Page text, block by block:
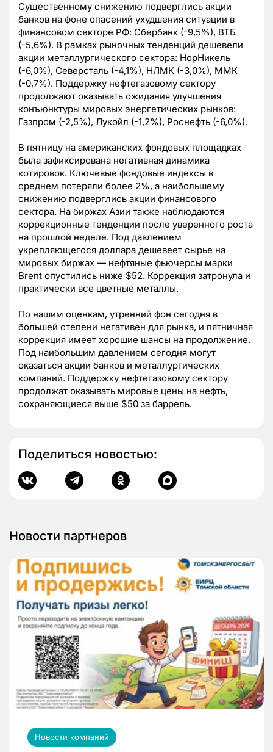
Существенному снижению подверглись акции
банков на фоне опасений ухудшения ситуации в
финансовом секторе РФ: Сбербанк (-9,5%), ВТБ
(-5,6%). В рамках рыночных тенденций дешевели
акции металлургического сектора: НорНикель
(-6,0%), Северсталь (-4,1%), НЛМК (-3,0%), ММК
(-0,7%). Поддержку нефтегазовому сектору
продолжают оказывать ожидания улучшения
конъюнктуры мировых энергетических рынков:
Газпром (-2,5%), Лукойл (-1,2%), Роснефть (-6,0%).
В пятницу на американских фондовых площадках
была зафиксирована негативная динамика
котировок. Ключевые фондовые индексы в
среднем потеряли более 2%, а наибольшему
снижению подверглись акции финансового
сектора. На биржах Азии также наблюдаются
коррекционные тенденции после уверенного роста
на прошлой неделе. Под давлением
укрепляющегося доллара дешевеет сырье на
мировых биржах — нефтяные фьючерсы марки
Brent опустились ниже $52. Коррекция затронула и
практически все цветные металлы.
По нашим оценкам, утренний фон сегодня в
большей степени негативен для рынка, и пятничная
коррекция имеет хорошие шансы на продолжение.
Под наибольшим давлением сегодня могут
оказаться акции банков и металлургических
компаний. Поддержку нефтегазовому сектору
продолжат оказывать мировые цены на нефть,
сохраняющиеся выше $50 за баррель.
Поделиться новостью:
Новости партнеров
Новости компаний